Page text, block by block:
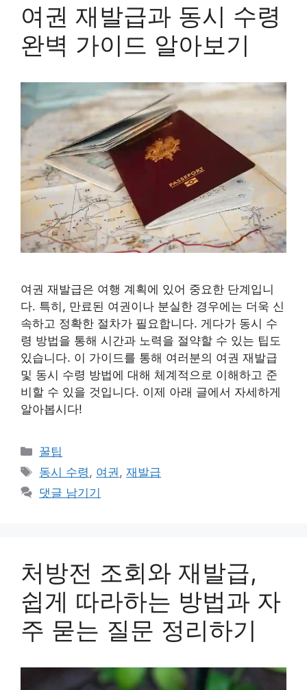
여권 재발급과 동시 수령
완벽 가이드 알아보기
여권 재발급은 여행 계획에 있어 중요한 단계입니
다. 특히, 만료된 여권이나 분실한 경우에는 더욱 신
속하고 정확한 절차가 필요합니다. 게다가 동시 수
령 방법을 통해 시간과 노력을 절약할 수 있는 팁도
있습니다. 이 가이드를 통해 여러분의 여권 재발급
및 동시 수령 방법에 대해 체계적으로 이해하고 준
비할 수 있을 것입니다. 이제 아래 글에서 자세하게
알아봅시다!
카
테
고
리
꿀팁
태
그
동시 수령 , 여권 ,재발급
댓글 남기기
처방전 조회와 재발급,
쉽게 따라하는 방법과 자
주 묻는 질문 정리하기